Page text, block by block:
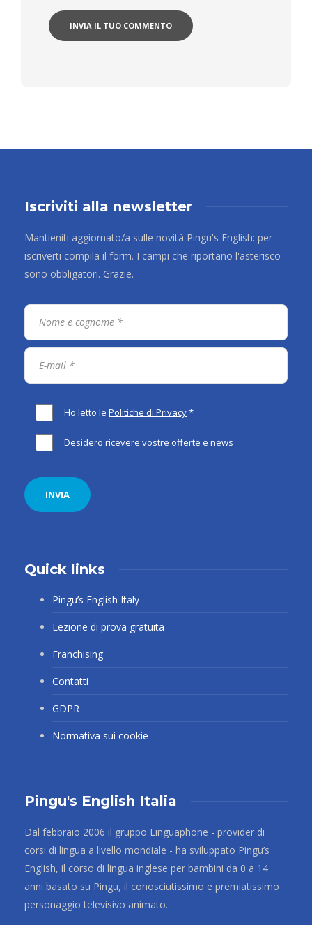
Iscriviti alla newsletter
Mantieniti aggiornato/a sulle novità Pingu's English: per
iscriverti compila il form. I campi che riportano l'asterisco
sono obbligatori. Grazie.
Ho letto le Politiche di Privacy*
Desidero ricevere vostre offerte e news
Quick links
Pingu’s English Italy
Lezione di prova gratuita
Franchising
Contatti
GDPR
Normativa sui cookie
Pingu's English Italia
Dal febbraio 2006 il gruppo Linguaphone - provider di
corsi di lingua a livello mondiale - ha sviluppato Pingu’s
English, il corso di lingua inglese per bambini da 0 a 14
anni basato su Pingu, il conosciutissimo e premiatissimo
personaggio televisivo animato.